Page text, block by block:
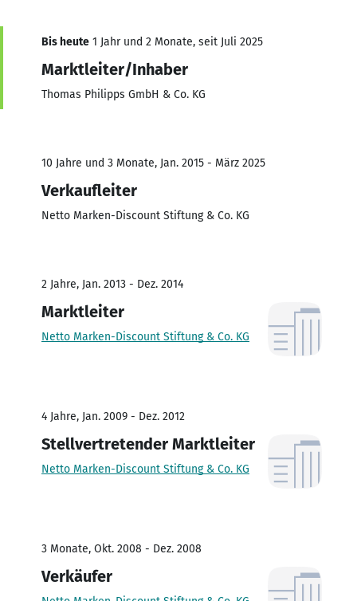
Bis heute 1 Jahr und 2 Monate, seit Juli 2025
Marktleiter/Inhaber
Thomas Philipps GmbH & Co. KG
10 Jahre und 3 Monate, Jan. 2015 - März 2025
Verkaufleiter
Netto Marken-Discount Stiftung & Co. KG
2 Jahre, Jan. 2013 - Dez. 2014
Marktleiter
Netto Marken-Discount Stiftung & Co. KG
4 Jahre, Jan. 2009 - Dez. 2012
Stellvertretender Marktleiter
Netto Marken-Discount Stiftung & Co. KG
3 Monate, Okt. 2008 - Dez. 2008
Verkäufer